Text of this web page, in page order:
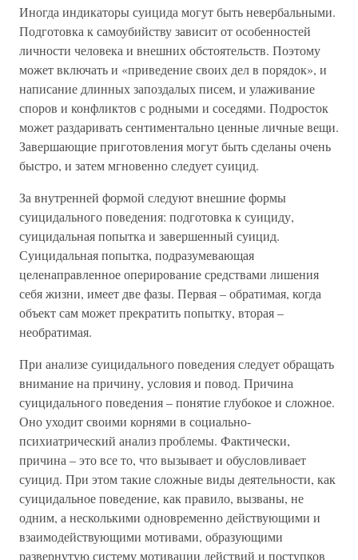
Иногда индикаторы суицида могут быть невербальными.
Подготовка к самоубийству зависит от особенностей
личности человека и внешних обстоятельств. Поэтому
может включать и «приведение своих дел в порядок», и
написание длинных запоздалых писем, и улаживание
споров и конфликтов с родными и соседями. Подросток
может раздаривать сентиментально ценные личные вещи.
Завершающие приготовления могут быть сделаны очень
быстро, и затем мгновенно следует суицид.
За внутренней формой следуют внешние формы
суицидального поведения: подготовка к суициду,
суицидальная попытка и завершенный суицид.
Суицидальная попытка, подразумевающая
целенаправленное оперирование средствами лишения
себя жизни, имеет две фазы. Первая – обратимая, когда
объект сам может прекратить попытку, вторая –
необратимая.
При анализе суицидального поведения следует обращать
внимание на причину, условия и повод. Причина
суицидального поведения – понятие глубокое и сложное.
Оно уходит своими корнями в социально-
психиатрический анализ проблемы. Фактически,
причина – это все то, что вызывает и обусловливает
суицид. При этом такие сложные виды деятельности, как
суицидальное поведение, как правило, вызваны, не
одним, а несколькими одновременно действующими и
взаимодействующими мотивами, образующими
развернутую систему мотивации действий и поступков